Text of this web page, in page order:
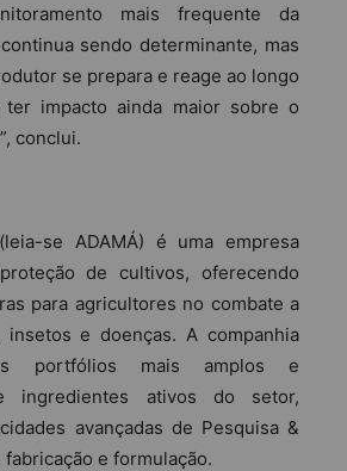
mais frequente da
sendo determinante, mas
se prepara e reage ao longo
impacto ainda maior sobre o
conclui.
se ADAMÁ) é uma empresa
de cultivos, oferecendo
para agricultores no combate a
insetos e doenças. A companhia
portfólios mais amplos e
ingredientes ativos do setor,
avançadas de Pesquisa &
e formulação.